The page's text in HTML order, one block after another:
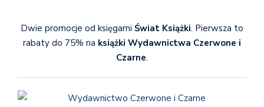
Dwie promocje od księgarni Świat Książki. Pierwsza to
rabaty do 75% na książki Wydawnictwa Czerwone i
Czarne.